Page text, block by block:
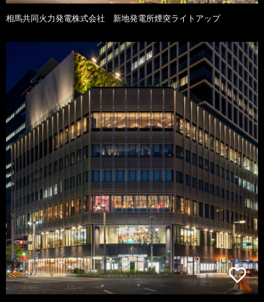
相馬共同火力発電株式会社 新地発電所煙突ライトアップ